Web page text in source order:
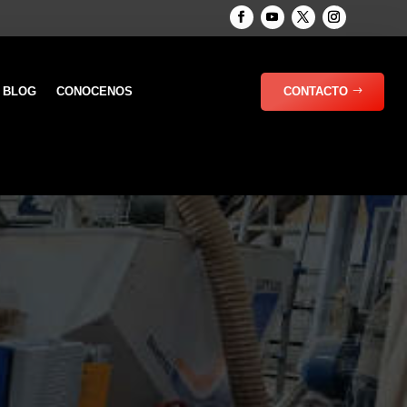
BLOG CONOCENOS CONTACTO